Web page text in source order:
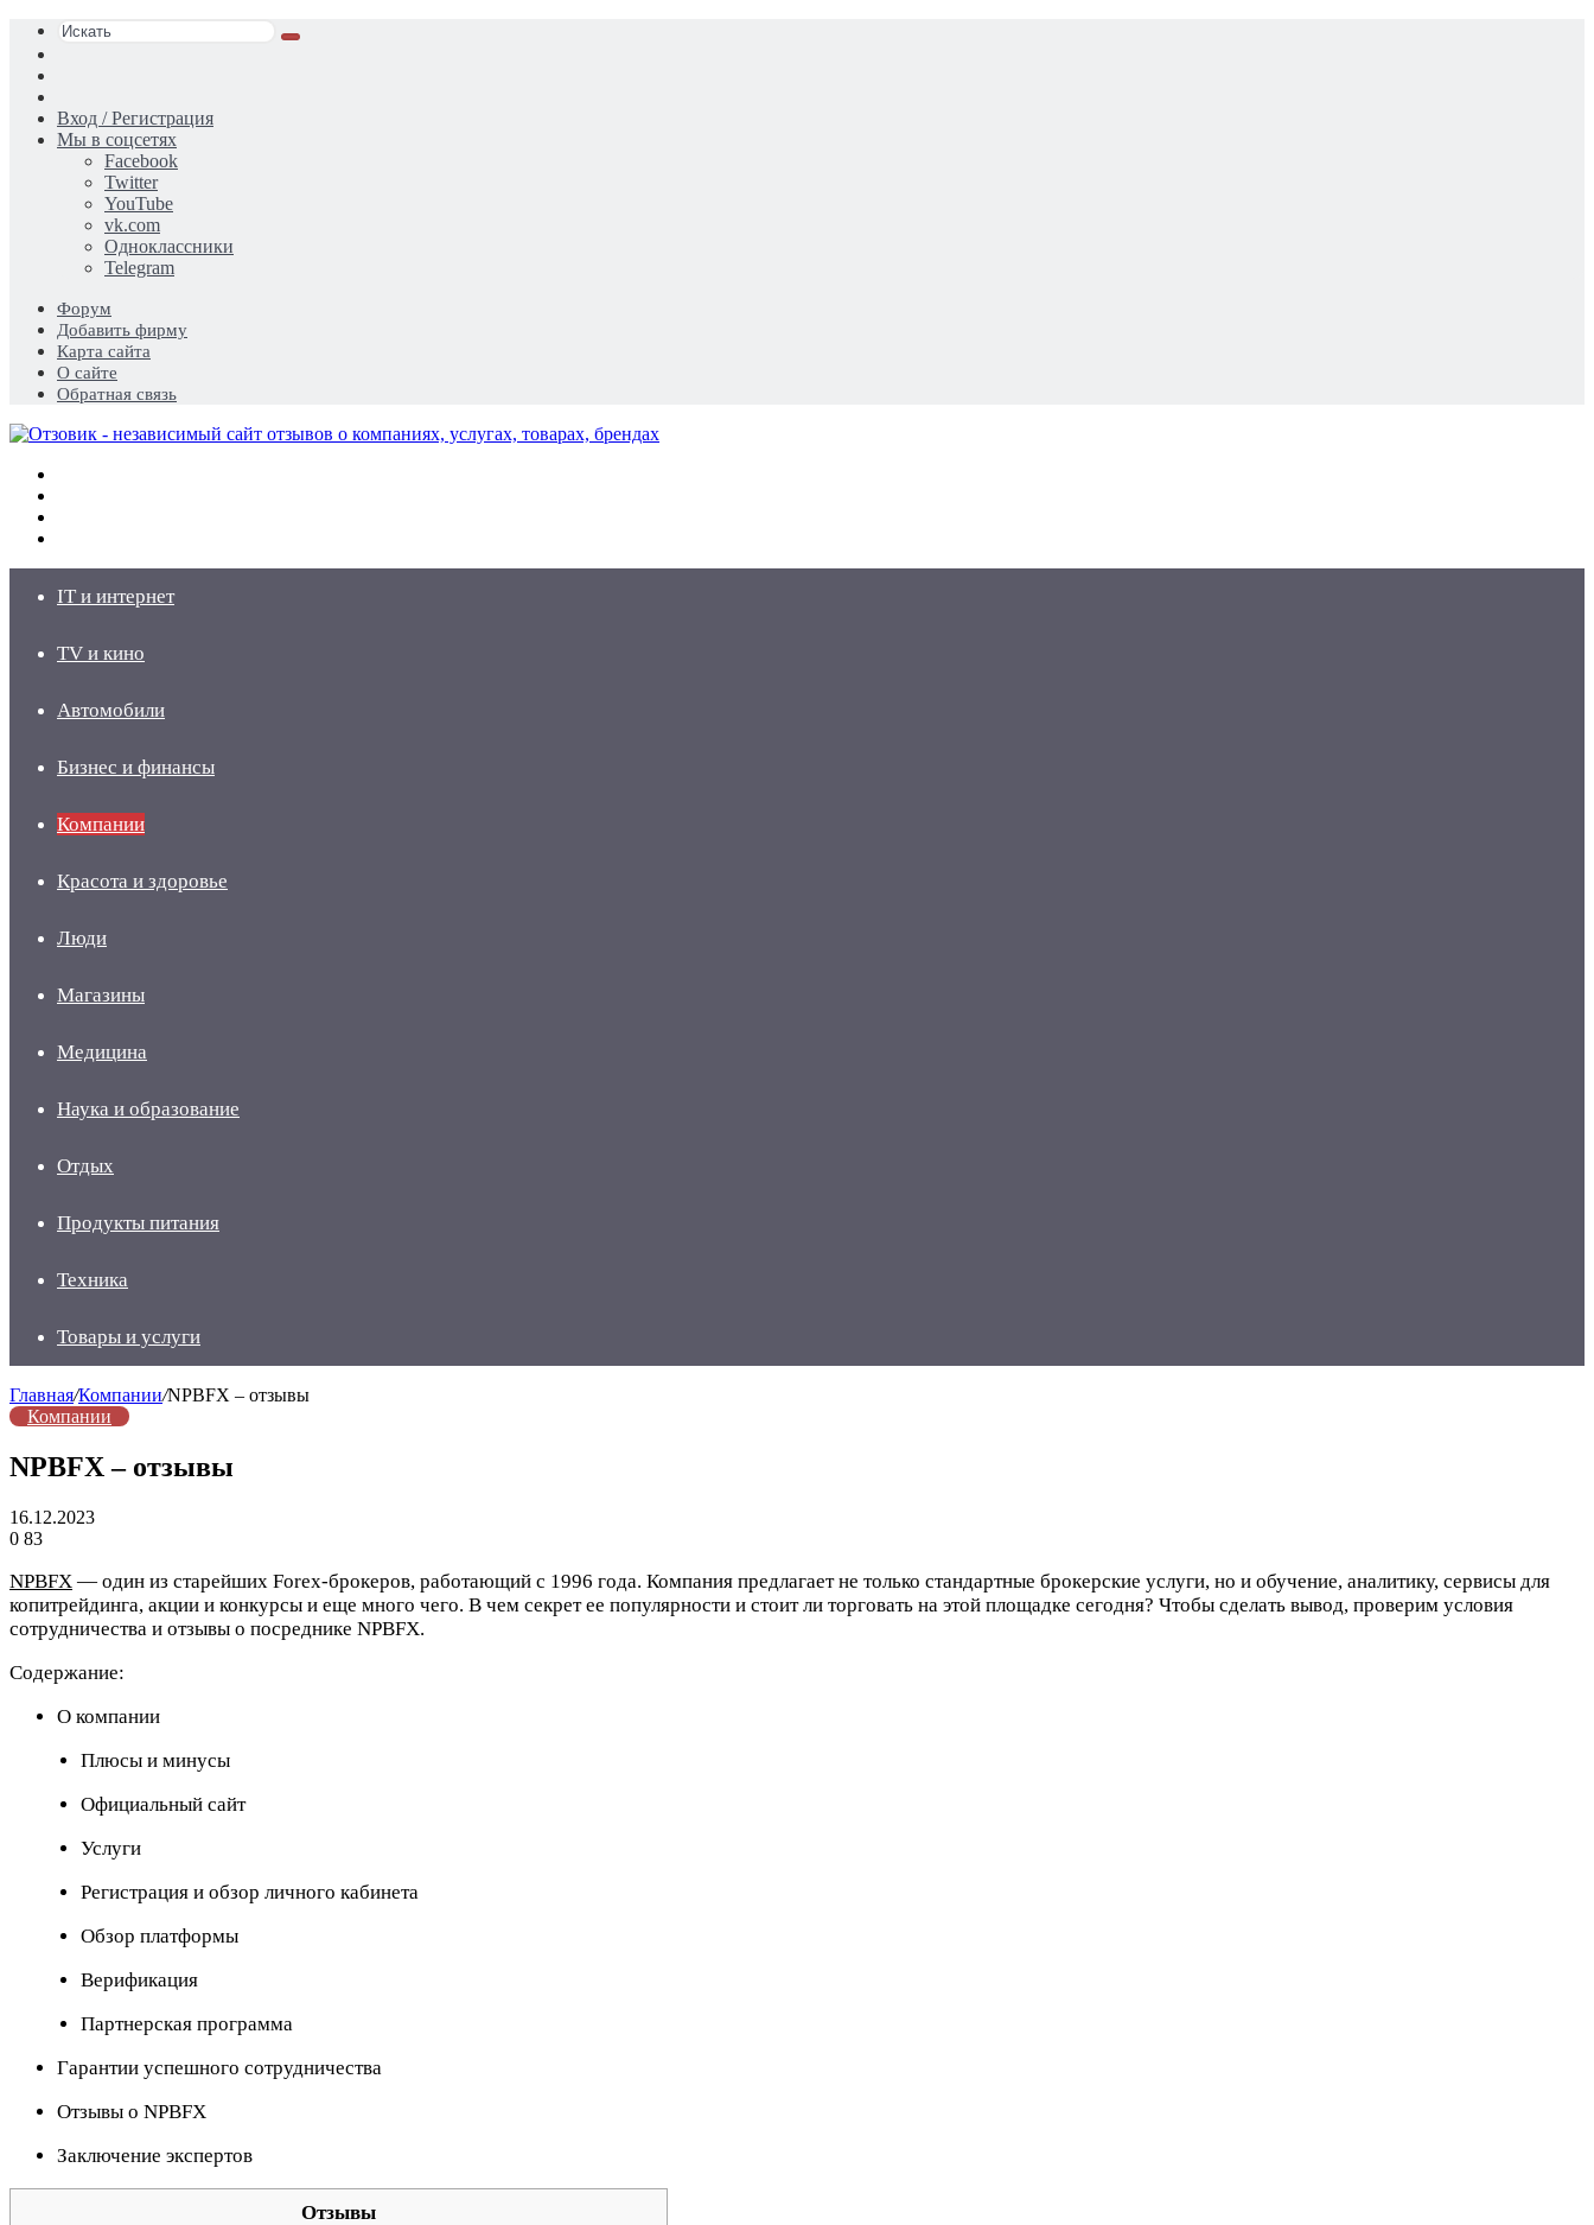
Искать
статья
Вход / Регистрация
Мы в соцсетях
Facebook
Twitter
YouTube
vk.com
Одноклассники
Telegram
Форум
Добавить фирму
Карта сайта
О сайте
Обратная связь
IT и интернет
TV и кино
Автомобили
Бизнес и финансы
Компании
Красота и здоровье
Люди
Магазины
Медицина
Наука и образование
Отдых
Продукты питания
Техника
Товары и услуги
Главная/Компании/NPBFX – отзывы
Компании
NPBFX – отзывы
16.12.2023
0 83
NPBFX — один из старейших Forex-брокеров, работающий с 1996 года. Компания предлагает не только стандартные брокерские услуги, но и обучение, аналитику, сервисы для
копитрейдинга, акции и конкурсы и еще много чего. В чем секрет ее популярности и стоит ли торговать на этой площадке сегодня? Чтобы сделать вывод, проверим условия
сотрудничества и отзывы о посреднике NPBFX.
Содержание:
О компании
Плюсы и минусы
Официальный сайт
Услуги
Регистрация и обзор личного кабинета
Обзор платформы
Верификация
Партнерская программа
Гарантии успешного сотрудничества
Отзывы о NPBFX
Заключение экспертов
Отзывы